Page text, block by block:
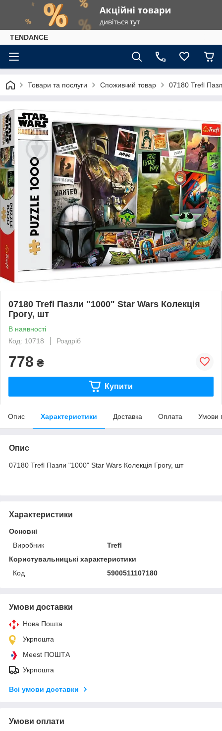
TENDANCE
Товари та послуги Споживчий товар 07180 Trefl
07180 Trefl Пазли "1000" Star Wars Колекція
Грогу, шт
В наявності
Код: 10718
Роздріб
778 ₴
Купити
Опис Характеристики Доставка Оплата Умови
Опис
07180 Trefl Пазли "1000" Star Wars Колекція Грогу, шт
Характеристики
Основні
Виробник
Trefl
Користувальницькі характеристики
Код
5900511107180
Умови доставки
Нова Пошта
Укрпошта
Meest ПОШТА
Укрпошта
Всі умови доставки
Умови оплати